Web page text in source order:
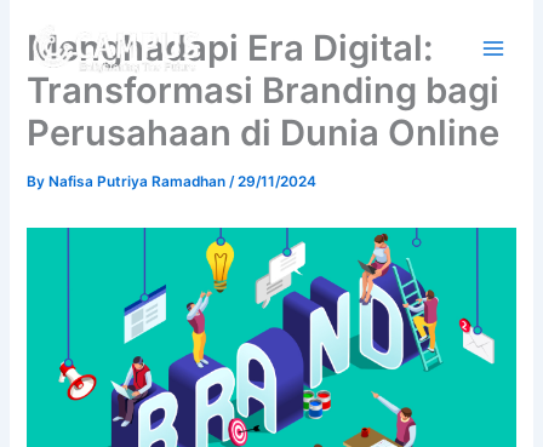
content
Menghadapi Era Digital:
Transformasi Branding bagi
Perusahaan di Dunia Online
ByNafisa Putriya Ramadhan/29/11/2024